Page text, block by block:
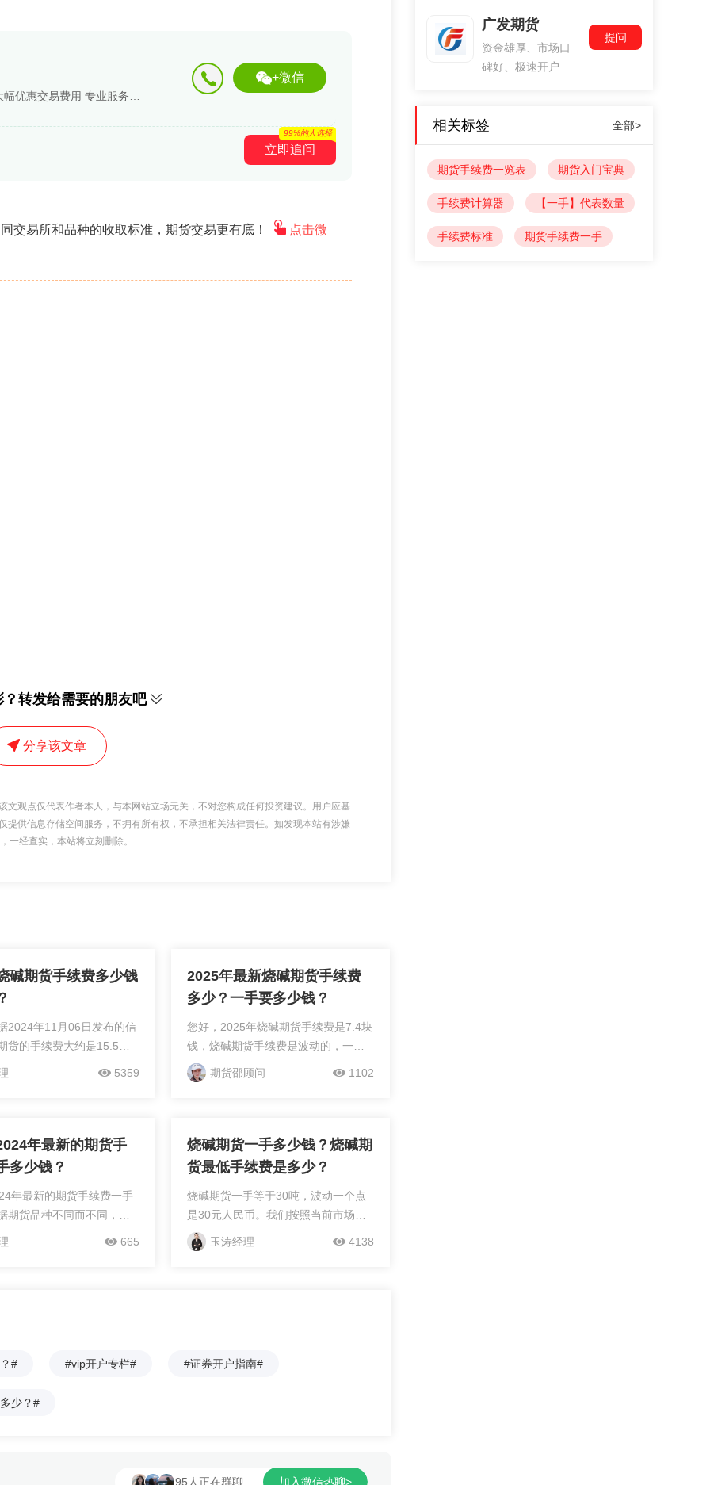
+微信
立即追问
99%的人选择
交易所和品种的收取标准，期货交易更有底！ 点击微
转发给需要的朋友吧
分享该文章
观点仅代表作者本人，与本网站立场无关，不对您构成任何投资建议。用户应基
供信息存储空间服务，不拥有所有权，不承担相关法律责任。如发现本站有涉嫌
一经查实，本站将立刻删除。
碱期货手续费多少钱
2024年11月06日发布的信
货的手续费大约是15.5元
5359
2025年最新烧碱期货手续费
多少？一手要多少钱？
您好，2025年烧碱期货手续费是7.4块
钱，烧碱期货手续费是波动的，一手
7.4块钱，这是按照2467点位，1%%
计算的，手续费可以降低，开低手续
期货邵顾问 1102
年最新的期货手
多少钱？
年最新的期货手续费一手
期货品种不同而不同，有
就是简单的理解开平仓给
品，开仓5元一手的手续
就是需要通过盘中价格进
665
烧碱期货一手多少钱？烧碱期
货最低手续费是多少？
烧碱期货一手等于30吨，波动一个点
是30元人民币。我们按照当前市场最
新价格计算，烧碱大约为2662元每
吨，保证金率的话12%，手续费率的
2662×30×12%=于9583.2元添加我微
续费全网钜惠，CTP顶级交易通道，
玉涛经理 4138
# #vip开户专栏# #证券开户指南#
少？#
95人正在群聊 加入微信热聊>
广发期货
资金雄厚、市场口
碑好、极速开户
提问
相关标签 全部>
期货手续费一览表 期货入门宝典
手续费计算器 【一手】代表数量
手续费标准 期货手续费一手